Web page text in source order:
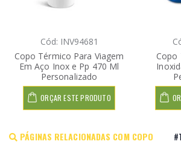
Cód: INV94681
Copo Térmico Para Viagem
Em Aço Inox e Pp 470 Ml
Personalizado
ORÇAR ESTE PRODUTO
Copo
PÁGINAS RELACIONADAS COM COPO